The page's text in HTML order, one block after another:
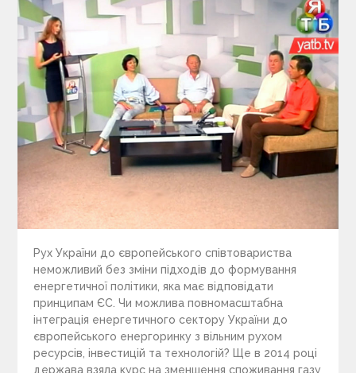
Рух України до європейського співтовариства
неможливий без зміни підходів до формування
енергетичної політики, яка має відповідати
принципам ЄС. Чи можлива повномасштабна
інтеграція енергетичного сектору України до
європейського енергоринку з вільним рухом
ресурсів, інвестицій та технологій? Ще в 2014 році
держава взяла курс на зменшення споживання газу